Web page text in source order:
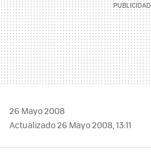
26 Mayo 2008
Actualizado 26 Mayo 2008, 13:11